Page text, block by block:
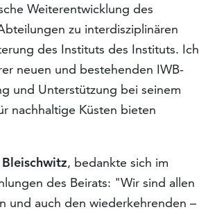
Weiterentwicklung des
zu interdisziplinären
des Instituts des Instituts. Ich
neuen und bestehenden IWB-
und Unterstützung bei seinem
nachhaltige Küsten bieten
, bedankte sich im
des Beirats: "Wir sind allen
und auch den wiederkehrenden –